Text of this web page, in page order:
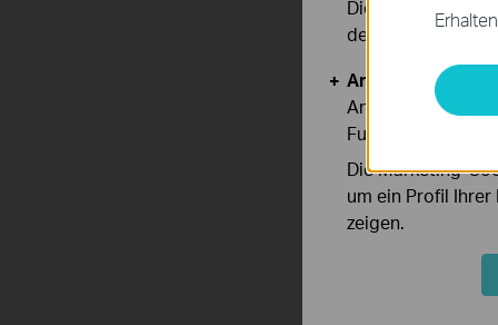
Diese Cookies
deaktiviert werden.
Analyse- und
Analyse-Cookies
Funktionsweise
Die Marketing-
um ein Profil Ihrer
zeigen.